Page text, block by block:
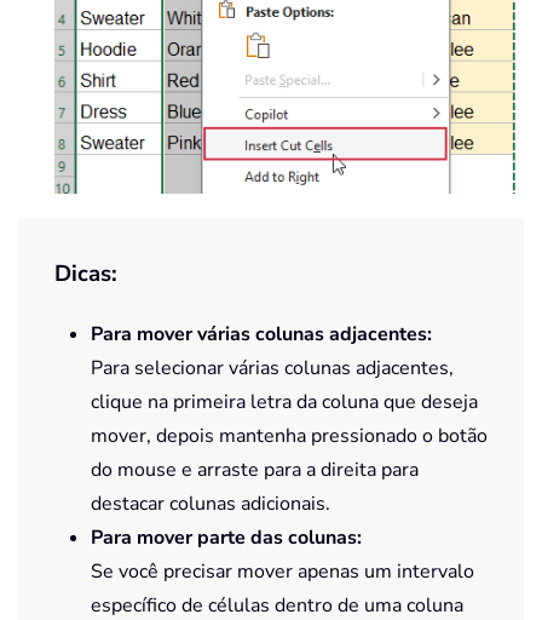
Dicas:
Para mover várias colunas adjacentes:
Para selecionar várias colunas adjacentes,
clique na primeira letra da coluna que deseja
mover, depois mantenha pressionado o botão
do mouse e arraste para a direita para
destacar colunas adicionais.
Para mover parte das colunas:
Se você precisar mover apenas um intervalo
específico de células dentro de uma coluna